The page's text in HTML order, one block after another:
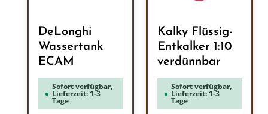
DeLonghi
Wassertank
ECAM
Sofort verfügbar,
Lieferzeit: 1-3
Tage
Kalky Flüssig-
Entkalker 1:10
verdünnbar
Sofort verfügbar,
Lieferzeit: 1-3
Tage